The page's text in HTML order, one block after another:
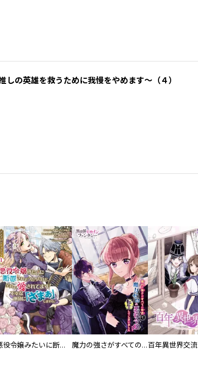
の英雄を救うために我慢をやめます～（４）
悪役令嬢みたいに断罪されそうだったけど、全力で愛されてます！ 不幸な運命に「ざまぁ」しますわ！ アンソロジーコミック 魔力の強さがすべての世界で魔力ゼロの悪役令嬢として転生してしまいました百年異世界交流